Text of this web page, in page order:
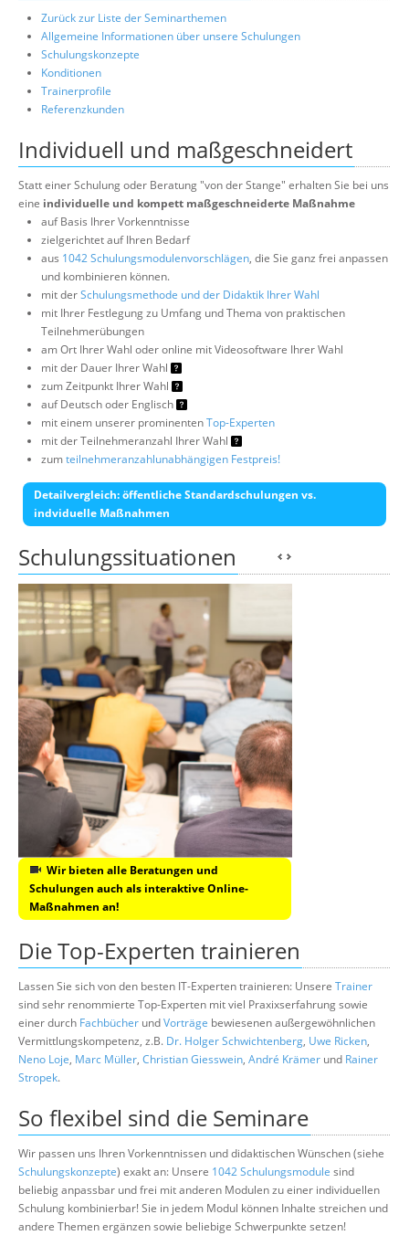
Zurück zur Liste der Seminarthemen
Allgemeine Informationen über unsere Schulungen
Schulungskonzepte
Konditionen
Trainerprofile
Referenzkunden
Individuell und maßgeschneidert
Statt einer Schulung oder Beratung "von der Stange" erhalten Sie bei uns
eine individuelle und kompett maßgeschneiderte Maßnahme
auf Basis Ihrer Vorkenntnisse
zielgerichtet auf Ihren Bedarf
aus 1042 Schulungsmodulenvorschlägen, die Sie ganz frei anpassen
und kombinieren können.
mit derSchulungsmethode und der Didaktik Ihrer Wahl
mit Ihrer Festlegung zu Umfang und Thema von praktischen
Teilnehmerübungen
am Ort Ihrer Wahl oder online mit Videosoftware Ihrer Wahl
mit der Dauer Ihrer Wahl
zum Zeitpunkt Ihrer Wahl
auf Deutsch oder Englisch
mit einem unserer prominentenTop-Experten
mit der Teilnehmeranzahl Ihrer Wahl
zumteilnehmeranzahlunabhängigen Festpreis!
Detailvergleich: öffentliche Standardschulungen vs.
indviduelle Maßnahmen
Schulungssituationen
Wir bieten alle Beratungen und
Schulungen auch als interaktive Online-
Maßnahmen an!
Die Top-Experten trainieren
Lassen Sie sich von den besten IT-Experten trainieren: Unsere Trainer
sind sehr renommierte Top-Experten mit viel Praxixserfahrung sowie
einer durch Fachbücher undVorträge bewiesenen außergewöhnlichen
Vermittlungskompetenz, z.B. Dr. Holger Schwichtenberg, Uwe Ricken,
Neno Loje, Marc Müller, Christian Giesswein, André Krämer und Rainer
Stropek.
So flexibel sind die Seminare
Wir passen uns Ihren Vorkenntnissen und didaktischen Wünschen (siehe
Schulungskonzepte) exakt an: Unsere 1042 Schulungsmodule sind
beliebig anpassbar und frei mit anderen Modulen zu einer individuellen
Schulung kombinierbar! Sie in jedem Modul können Inhalte streichen und
andere Themen ergänzen sowie beliebige Schwerpunkte setzen!